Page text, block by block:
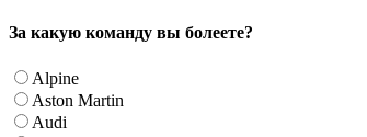
За какую команду вы болеете?
Alpine
Aston Martin
Audi